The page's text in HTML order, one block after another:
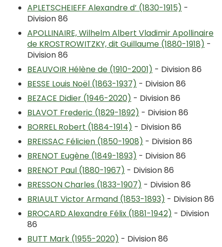
APLETSCHEIEFF Alexandre d’ (1830-1915) -
Division 86
APOLLINAIRE, Wilhelm Albert Vladimir Apollinaire
de KROSTROWITZKY, dit Guillaume (1880-1918) -
Division 86
BEAUVOIR Hélène de (1910-2001) - Division 86
BESSE Louis Noël (1863-1937) - Division 86
BEZACE Didier (1946-2020) - Division 86
BLAVOT Frederic (1829-1892) - Division 86
BORREL Robert (1884-1914) - Division 86
BREISSAC Félicien (1850-1908) - Division 86
BRENOT Eugène (1849-1893) - Division 86
BRENOT Paul (1880-1967) - Division 86
BRESSON Charles (1833-1907) - Division 86
BRIAULT Victor Armand (1853-1893) - Division 86
BROCARD Alexandre Félix (1881-1942) - Division
86
BUTT Mark (1955-2020) - Division 86